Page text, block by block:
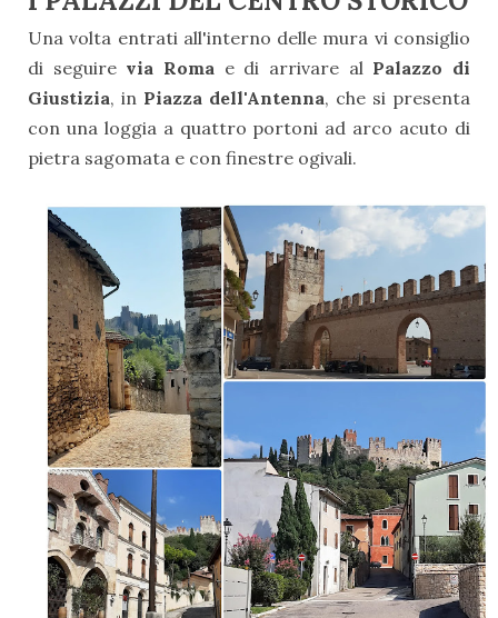
Una volta entrati all'interno delle mura vi consiglio
di seguire via Roma e di arrivare al Palazzo di
Giustizia, in Piazza dell'Antenna, che si presenta
con una loggia a quattro portoni ad arco acuto di
pietra sagomata e con finestre ogivali.